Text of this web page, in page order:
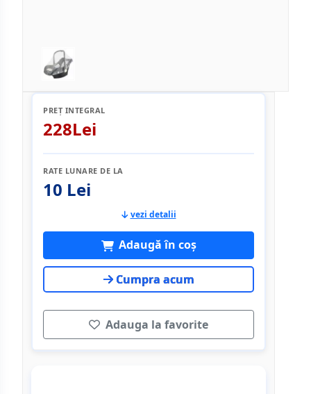
PREȚ INTEGRAL
228Lei
RATE LUNARE DE LA
10 Lei
vezi detalii
Adaugă în coș
Cumpra acum
Adauga la favorite